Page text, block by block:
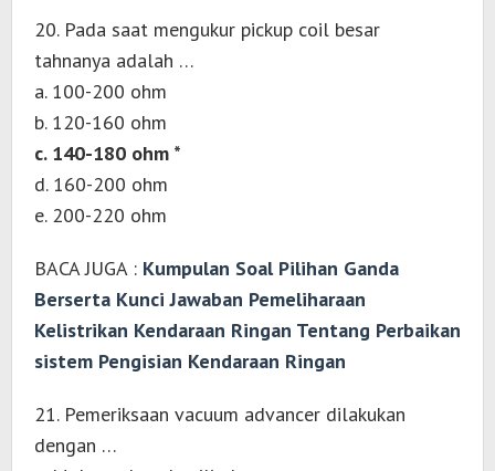
20. Pada saat mengukur pickup coil besar
tahnanya adalah …
a. 100-200 ohm
b. 120-160 ohm
c. 140-180 ohm *
d. 160-200 ohm
e. 200-220 ohm
BACA JUGA : Kumpulan Soal Pilihan Ganda
Berserta Kunci Jawaban Pemeliharaan
Kelistrikan Kendaraan Ringan Tentang Perbaikan
sistem Pengisian Kendaraan Ringan
21. Pemeriksaan vacuum advancer dilakukan
dengan …